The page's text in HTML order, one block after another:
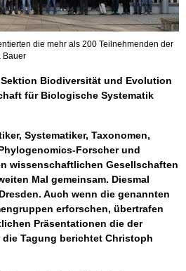
die mehr als 200 Teilnehmenden der
Bauer
Biodiversität und Evolution
für Biologische Systematik
Systematiker, Taxonomen,
Forscher und
wissenschaftlichen Gesellschaften
Mal gemeinsam. Diesmal
Auch wenn die genannten
erforschen, übertrafen
Präsentationen die der
die Tagung berichtet Christoph